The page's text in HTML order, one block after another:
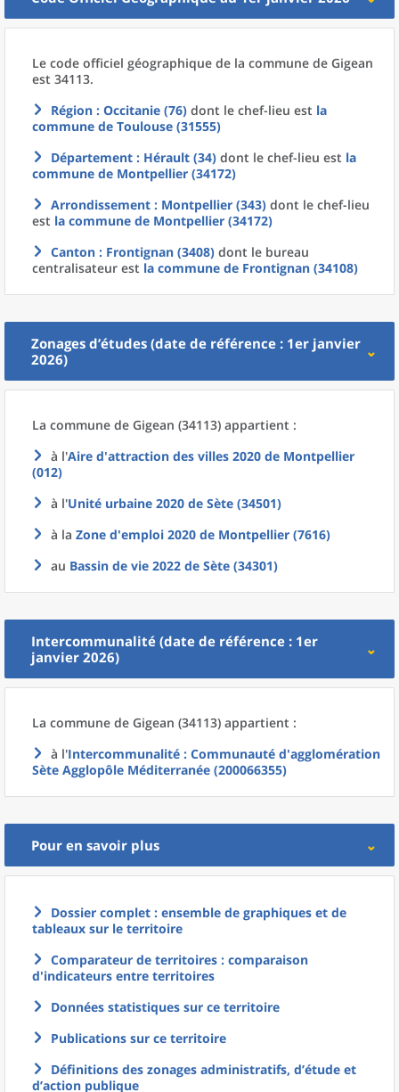
Le code officiel géographique de la commune de Gigean
est 34113.
Région : Occitanie (76) dont le chef-lieu est la
commune de Toulouse (31555)
Département : Hérault (34) dont le chef-lieu est la
commune de Montpellier (34172)
Arrondissement : Montpellier (343) dont le chef-lieu
est la commune de Montpellier (34172)
Canton : Frontignan (3408) dont le bureau
centralisateur est la commune de Frontignan (34108)
Zonages d’études (date de référence : 1er janvier
2026)
La commune de Gigean (34113) appartient :
à l'Aire d'attraction des villes 2020 de Montpellier
(012)
à l'Unité urbaine 2020 de Sète (34501)
à la Zone d'emploi 2020 de Montpellier (7616)
au Bassin de vie 2022 de Sète (34301)
Intercommunalité (date de référence : 1er
janvier 2026)
La commune de Gigean (34113) appartient :
à l'Intercommunalité : Communauté d'agglomération
Sète Agglopôle Méditerranée (200066355)
Pour en savoir plus
Dossier complet : ensemble de graphiques et de
tableaux sur le territoire
Comparateur de territoires : comparaison
d'indicateurs entre territoires
Données statistiques sur ce territoire
Publications sur ce territoire
Définitions des zonages administratifs, d’étude et
d’action publique